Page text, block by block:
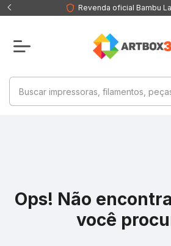
Revenda oficial Bambu
Ops! Não
você